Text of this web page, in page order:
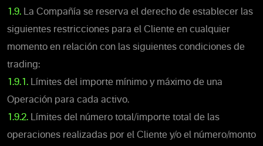
1.9. La Compañía se reserva el derecho de establecer las
siguientes restricciones para el Cliente en cualquier
momento en relación con las siguientes condiciones de
trading:
1.9.1. Límites del importe mínimo y máximo de una
Operación para cada activo.
1.9.2. Límites del número total/importe total de las
operaciones realizadas por el Cliente y/o el número/monto